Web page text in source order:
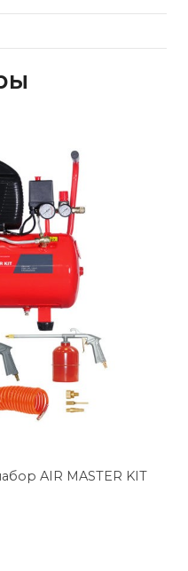
AIR MASTER KIT